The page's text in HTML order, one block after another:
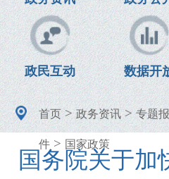
政民互动 数据开
首页>政务资讯>专题
件> 国家政策
国务院关于加